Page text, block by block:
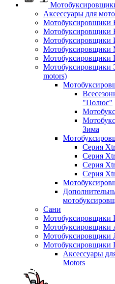
Аксессуары для
Мотобуксировщики
Мотобуксировщики
Мотобуксировщики
motors)
"Полюс"
Зима
Серия
Серия
Серия
Серия
Сани
Мотобуксировщики
Мотобуксировщики
Мотобуксировщики
Мотобуксировщики
Аксессуары
Motors